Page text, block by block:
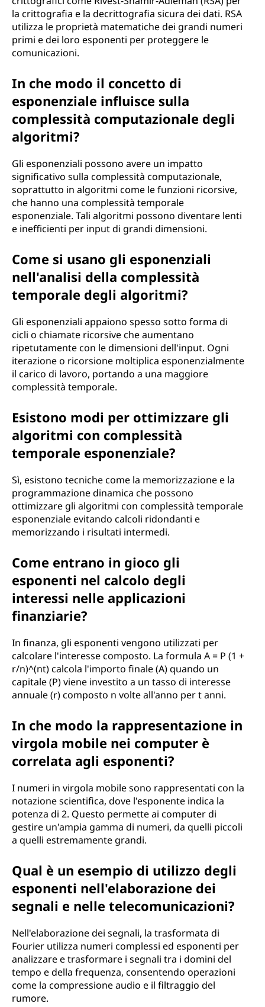
la crittografia e la decrittografia sicura dei dati. RSA
utilizza le proprietà matematiche dei grandi numeri
primi e dei loro esponenti per proteggere le
comunicazioni.
In che modo il concetto di
esponenziale influisce sulla
complessità computazionale degli
algoritmi?
Gli esponenziali possono avere un impatto
significativo sulla complessità computazionale,
soprattutto in algoritmi come le funzioni ricorsive,
che hanno una complessità temporale
esponenziale. Tali algoritmi possono diventare lenti
e inefficienti per input di grandi dimensioni.
Come si usano gli esponenziali
nell'analisi della complessità
temporale degli algoritmi?
Gli esponenziali appaiono spesso sotto forma di
cicli o chiamate ricorsive che aumentano
ripetutamente con le dimensioni dell'input. Ogni
iterazione o ricorsione moltiplica esponenzialmente
il carico di lavoro, portando a una maggiore
complessità temporale.
Esistono modi per ottimizzare gli
algoritmi con complessità
temporale esponenziale?
Sì, esistono tecniche come la memorizzazione e la
programmazione dinamica che possono
ottimizzare gli algoritmi con complessità temporale
esponenziale evitando calcoli ridondanti e
memorizzando i risultati intermedi.
Come entrano in gioco gli
esponenti nel calcolo degli
interessi nelle applicazioni
finanziarie?
In finanza, gli esponenti vengono utilizzati per
calcolare l'interesse composto. La formula A = P (1 +
r/n)^(nt) calcola l'importo finale (A) quando un
capitale (P) viene investito a un tasso di interesse
annuale (r) composto n volte all'anno per t anni.
In che modo la rappresentazione in
virgola mobile nei computer è
correlata agli esponenti?
I numeri in virgola mobile sono rappresentati con la
notazione scientifica, dove l'esponente indica la
potenza di 2. Questo permette ai computer di
gestire un'ampia gamma di numeri, da quelli piccoli
a quelli estremamente grandi.
Qual è un esempio di utilizzo degli
esponenti nell'elaborazione dei
segnali e nelle telecomunicazioni?
Nell'elaborazione dei segnali, la trasformata di
Fourier utilizza numeri complessi ed esponenti per
analizzare e trasformare i segnali tra i domini del
tempo e della frequenza, consentendo operazioni
come la compressione audio e il filtraggio del
rumore.